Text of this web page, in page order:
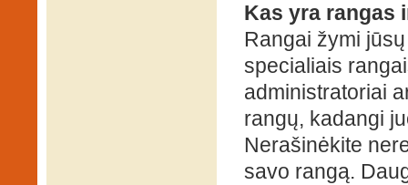
Kas yra rangas
Rangai žymi
specialiais
administratoriai
rangų, kadangi
Nerašinėkite
savo rangą.